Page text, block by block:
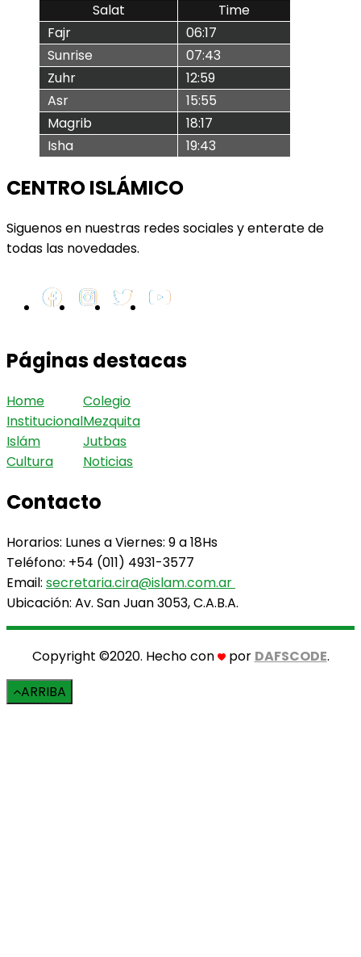
Salat
Time
Fajr
06:17
Sunrise
07:43
Zuhr
12:59
Asr
15:55
Magrib
18:17
Isha
19:43
CENTRO ISLÁMICO
Siguenos en nuestras redes sociales y enterate de
todas las novedades.
Páginas destacas
Home
Institucional
Islám
Cultura
Colegio
Mezquita
Jutbas
Noticias
Contacto
Horarios: Lunes a Viernes: 9 a 18Hs
Teléfono: +54 (011) 4931-3577
Email: secretaria.cira@islam.com.ar
Ubicación: Av. San Juan 3053, C.A.B.A.
Copyright ©2020. Hecho con por DAFSCODE.
ARRIBA